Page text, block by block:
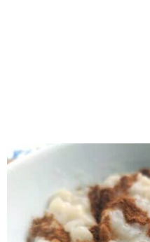
RECOMENDADOS